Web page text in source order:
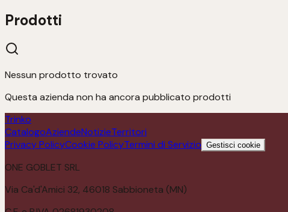
Prodotti
Nessun prodotto trovato
Questa azienda non ha ancora pubblicato prodotti
Trinko
CatalogoAziendeNotizieTerritori
Privacy PolicyCookie PolicyTermini di Servizio Gestisci cookie
ONE GOBLET SRL
Via Ca'd'Amici 32, 46018 Sabbioneta (MN)